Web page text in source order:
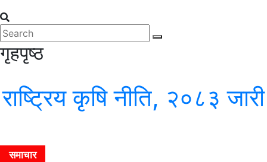
गृहपृष्ठ
राष्ट्रिय कृषि नीति, २०८३ जारी
समाचार